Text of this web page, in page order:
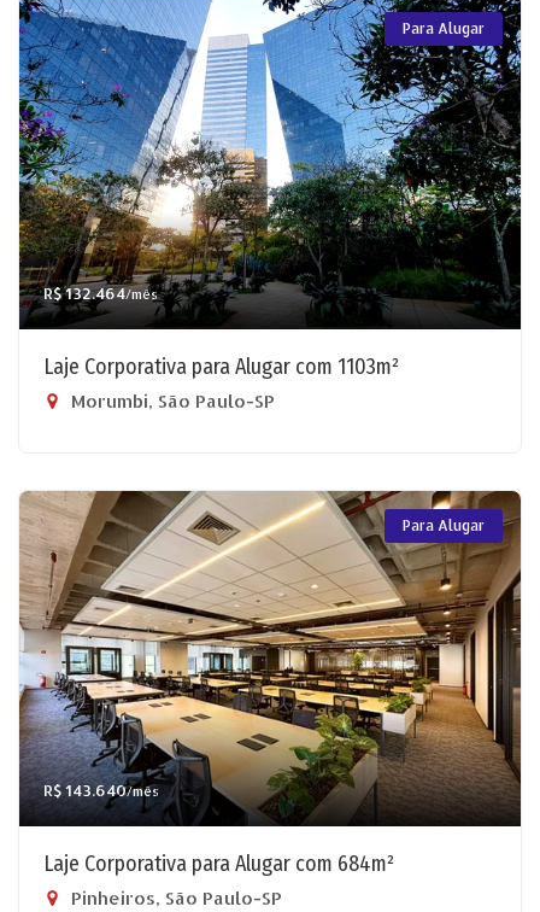
Para Alugar
R$ 132.464/mês
Laje Corporativa para Alugar com 1103m²
Morumbi, São Paulo-SP
Para Alugar
R$ 143.640/mês
Laje Corporativa para Alugar com 684m²
Pinheiros, São Paulo-SP